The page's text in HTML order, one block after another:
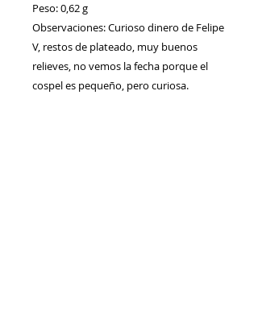
Peso: 0,62 g
Observaciones: Curioso dinero de Felipe
V, restos de plateado, muy buenos
relieves, no vemos la fecha porque el
cospel es pequeño, pero curiosa.